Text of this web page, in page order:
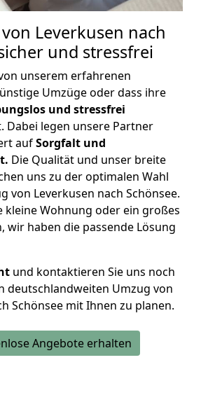
Leverkusen nach
und stressfrei
unserem erfahrenen
Umzüge oder dass ihre
und stressfrei
Dabei legen unsere Partner
aufSorgfalt und
Die Qualität und unser breite
uns zu der optimalen Wahl
von Leverkusen nach Schönsee.
kleine Wohnung oder ein großes
wir haben die passende Lösung
und kontaktieren Sie uns noch
deutschlandweiten Umzug von
Schönsee mit Ihnen zu planen.
Angebote erhalten